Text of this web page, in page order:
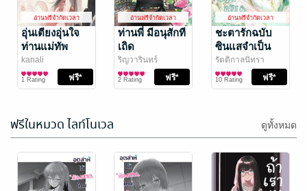
กรงรักกับดัก
เสน่หา
เอมมาลี/ ริญวาริ
นทร์
นิยายโรมานซ์
8 Rating
วาระซ่อนร้าย
Shayna
นิยายโรมานซ์
174 Rating
อ่านฟรีจำกัดเวลา
อุ่นเตียงอุ่นใจ
ท่านแม่ทัพ
kanali
นิยายรักจีนโบราณ
1 Rating
อ่านฟรีจำกัดเวลา
ท่านพี่ มีอนุสักที
เถิด
ริญวารินทร์
นิยายรักจีนโบราณ
2 Rating
อ่านฟรีจำกัดเวลา
ชะตารักฉบับ
ซินแสจำเป็น
รัตติกาลนิทรา
นิยายรักจีนโบราณ
10 Rating
ฟรีในหมวด ไลท์โนเวล ดูทั้งหมด